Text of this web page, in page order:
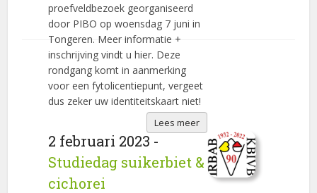
proefveldbezoek georganiseerd
door PIBO op woensdag 7 juni in
Tongeren. Meer informatie +
inschrijving vindt u hier. Deze
rondgang komt in aanmerking
voor een fytolicentiepunt, vergeet
dus zeker uw identiteitskaart niet!
Lees meer
2 februari 2023 -
Studiedag suikerbiet &
cichorei